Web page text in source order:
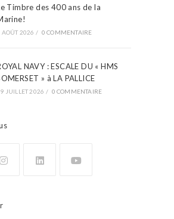
Timbre des 400 ans de la
AOÛT 2026 / 0 COMMENTAIRE
NAVY : ESCALE DU « HMS
» à LA PALLICE
JUILLET 2026 / 0 COMMENTAIRE